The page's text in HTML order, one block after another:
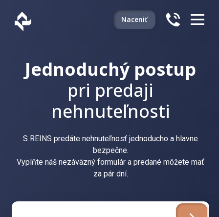
Naceniť
Jednoduchý postup
pri predaji
nehnuteľnosti
S REINS predáte nehnuteľnosť jednoducho a hlavne
bezpečne.
Vyplňte náš nezáväzný formulár a predané môžete mať
za pár dní.